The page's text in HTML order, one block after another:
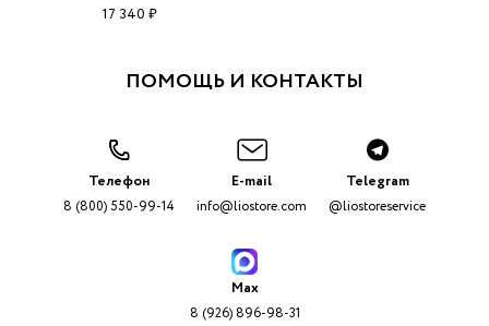
17 340 ₽
ПОМОЩЬ И КОНТАКТЫ
Телефон
8 (800) 550-99-14
E-mail
info@liostore.com
Telegram
@liostoreservice
Max
8 (926) 896-98-31